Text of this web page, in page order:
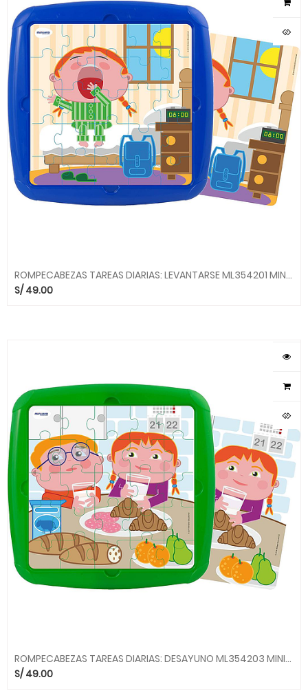
ROMPECABEZAS TAREAS DIARIAS: LEVANTARSE ML354201 MINILAND
S/49.00
ROMPECABEZAS TAREAS DIARIAS: DESAYUNO ML354203 MINILAND
S/49.00